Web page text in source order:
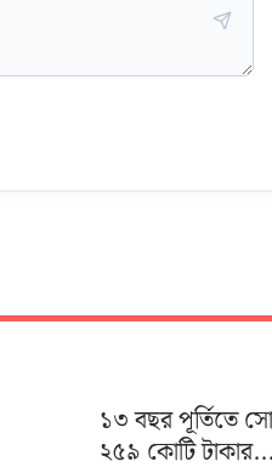
১৩ বছর পূর্তিতে
২৫৯ কোটি টাকার...